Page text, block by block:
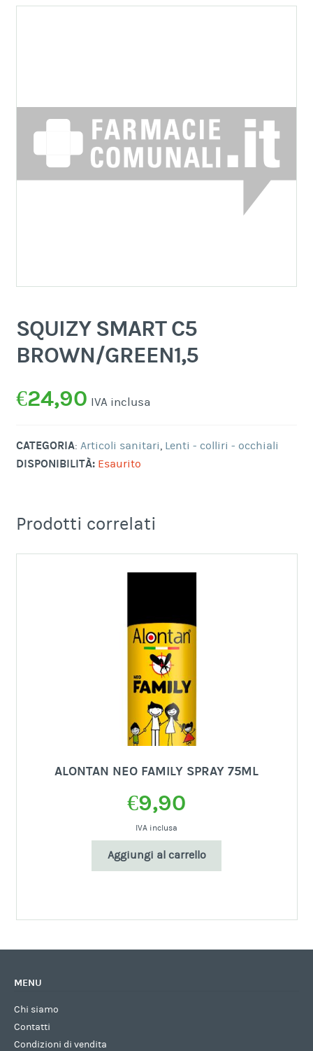
SQUIZY SMART C5
BROWN/GREEN1,5
€24,90 IVA inclusa
CATEGORIA: Articoli sanitari, Lenti - colliri - occhiali
DISPONIBILITÀ: Esaurito
Prodotti correlati
ALONTAN NEO FAMILY SPRAY 75ML
€9,90
IVA inclusa
Aggiungi al carrello
MENU
Chi siamo
Contatti
Condizioni di vendita